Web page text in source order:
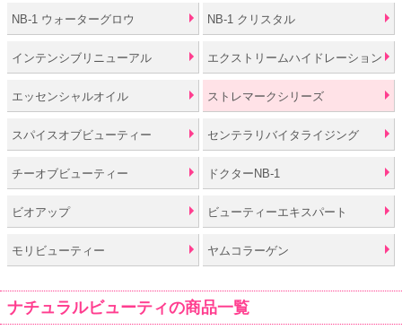
NB-1 ウォーターグロウ NB-1 クリスタル
インテンシブリニューアル エクストリームハイドレーション
エッセンシャルオイル ストレマークシリーズ
スパイスオブビューティー センテラリバイタライジング
チーオブビューティー ドクターNB-1
ビオアップ ビューティーエキスパート
モリビューティー ヤムコラーゲン
ナチュラルビューティの商品一覧